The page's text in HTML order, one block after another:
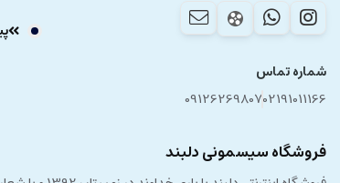
شماره تماس
02191011166
09126269807
فروشگاه سیسمونی دلبند